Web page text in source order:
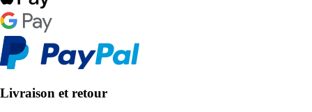
Livraison et retour